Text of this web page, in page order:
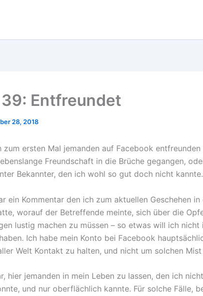
Entfreundet
28, 2018
zum ersten Mal jemanden auf Facebook entfreunden
Freundschaft in die Brüche gegangen,
Bekannter, den ich wohl so gut doch nicht kannte.
ein Kommentar den ich zum aktuellen Geschehen in
worauf der Betreffende meinte, sich über die
lustig machen zu müssen – so etwas will ich nicht
Ich habe mein Konto bei Facebook
Welt Kontakt zu halten, und nicht um solchen Mist
hier jemanden in mein Leben zu lassen, den ich
und nur oberflächlich kannte. Für solche Fälle,